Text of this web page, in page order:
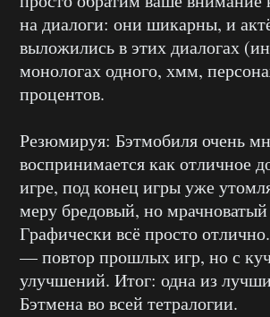
на диалоги: они шикарны, и
выложились в этих диалогах
монологах одного, хмм,
процентов.
Резюмируя: Бэтмобиля очень
воспринимается как отличное
игре, под конец игры уже
меру бредовый, но
Графически всё просто
— повтор прошлых игр, но с
улучшений. Итог: одна из
Бэтмена во всей тетралогии.